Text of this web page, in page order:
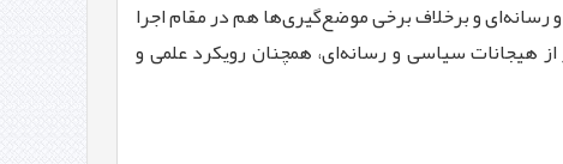
و برخلاف برخی موضع‌گیری‌ها هم در مقام اجرا
هیجانات سیاسی و رسانه‌ای، همچنان رویکرد علمی و